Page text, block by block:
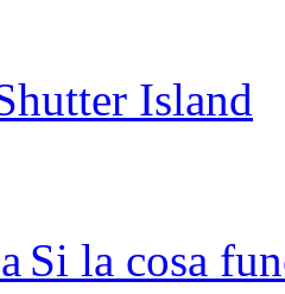
Island
Si la cosa